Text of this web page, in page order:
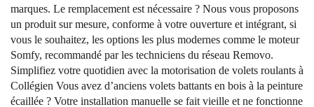
marques. Le remplacement est nécessaire ? Nous vous proposons
un produit sur mesure, conforme à votre ouverture et intégrant, si
vous le souhaitez, les options les plus modernes comme le moteur
Somfy, recommandé par les techniciens du réseau Removo.
Simplifiez votre quotidien avec la motorisation de volets roulants à
Collégien Vous avez d’anciens volets battants en bois à la peinture
écaillée ? Votre installation manuelle se fait vieille et ne fonctionne